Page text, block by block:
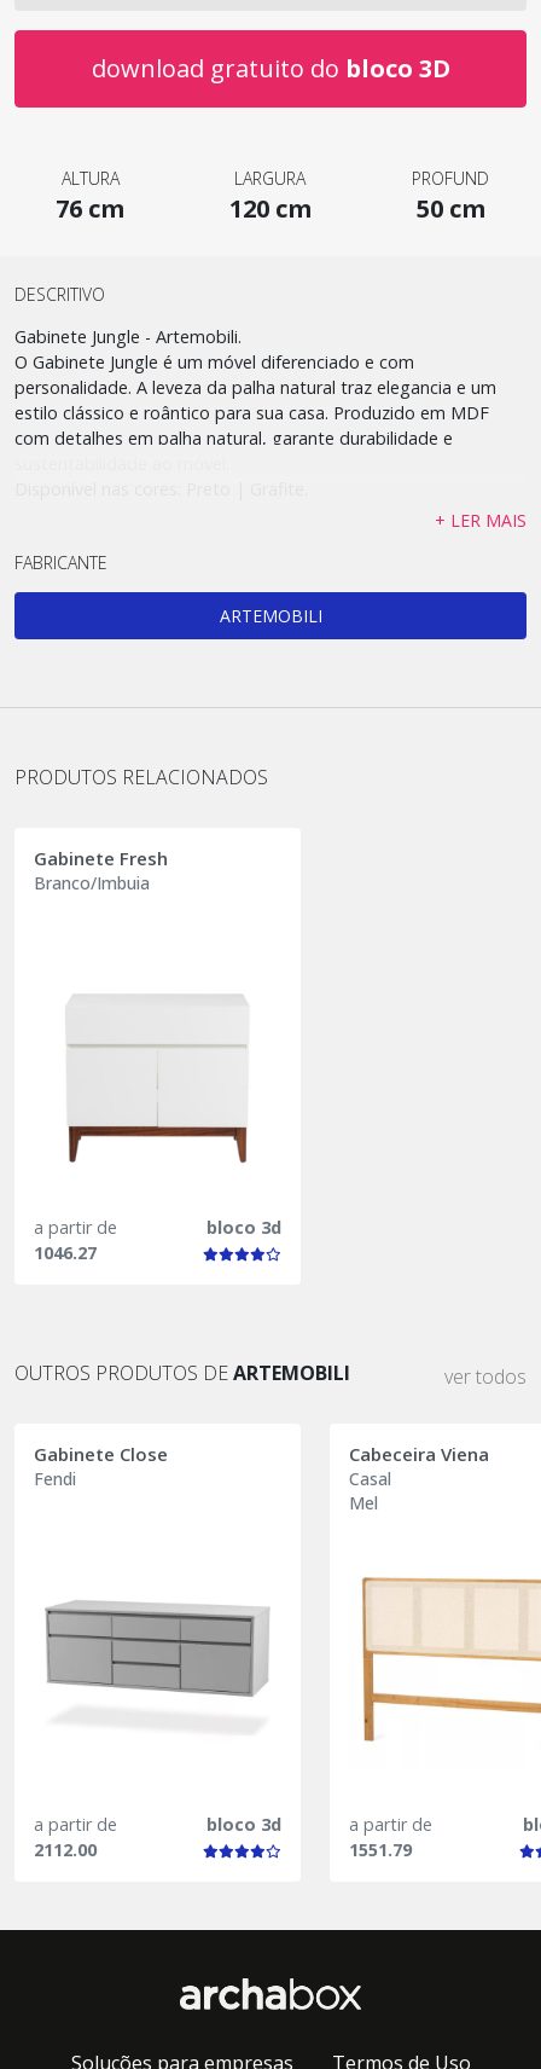
download gratuito do bloco 3D
ALTURA
76 cm
LARGURA
120 cm
PROFUND
50 cm
DESCRITIVO
Gabinete Jungle - Artemobili.
O Gabinete Jungle é um móvel diferenciado e com
personalidade. A leveza da palha natural traz elegancia e um
estilo clássico e roântico para sua casa. Produzido em MDF
com detalhes em palha natural, garante durabilidade e
+ LER MAIS
FABRICANTE
ARTEMOBILI
PRODUTOS RELACIONADOS
Gabinete Fresh
Branco/Imbuia
a partir de
1046.27
bloco 3d
OUTROS PRODUTOS DEARTEMOBILI ver todos
Gabinete Close
Fendi
a partir de
2112.00
bloco 3d
Cabeceira Viena
Casal
Mel
a partir de
1551.79
Soluções para empresas Termos de Uso